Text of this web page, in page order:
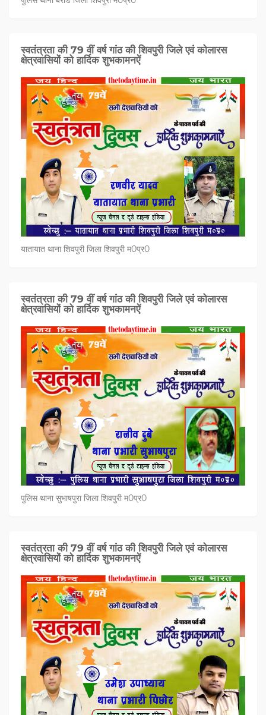
स्वतंत्रता की 79 वीं वर्ष गांठ की शिवपुरी जिले एवं कोलारस
क्षेत्रवासियों को हार्दिक शुभकामनऐं
यातायात थाना शिवपुरी जिला शिवपुरी म0प्र0
स्वतंत्रता की 79 वीं वर्ष गांठ की शिवपुरी जिले एवं कोलारस
क्षेत्रवासियों को हार्दिक शुभकामनऐं
पुलिस थाना सुभाषपुरा जिला शिवपुरी म0प्र0
स्वतंत्रता की 79 वीं वर्ष गांठ की शिवपुरी जिले एवं कोलारस
क्षेत्रवासियों को हार्दिक शुभकामनऐं